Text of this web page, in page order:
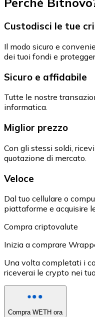
Custodisci le tue
Il modo sicuro e
dei tuoi fondi e
Sicuro e affidabile
Tutte le nostre
informatica.
Miglior prezzo
Con gli stessi soldi,
quotazione di mercato.
Veloce
Dal tuo cellulare o
piattaforme e acquisire
Compra criptovalute
Inizia a comprare
Una volta completati i
riceverai le crypto nei
Compra WETH ora